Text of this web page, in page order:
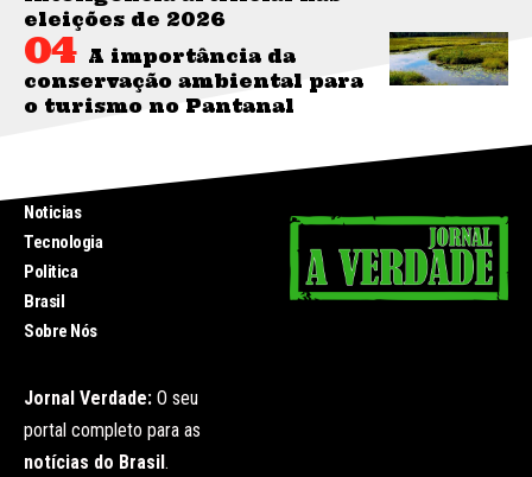
eleições de 2026
A importância da
conservação ambiental para
o turismo no Pantanal
Noticias
Tecnologia
Politica
Brasil
Sobre Nós
Jornal Verdade: O seu
portal completo para as
notícias do Brasil .